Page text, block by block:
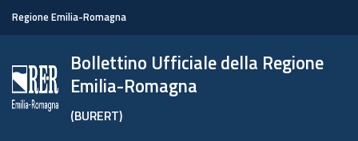
Regione Emilia-Romagna
Bollettino Ufficiale della Regione
Emilia-Romagna
(BURERT)